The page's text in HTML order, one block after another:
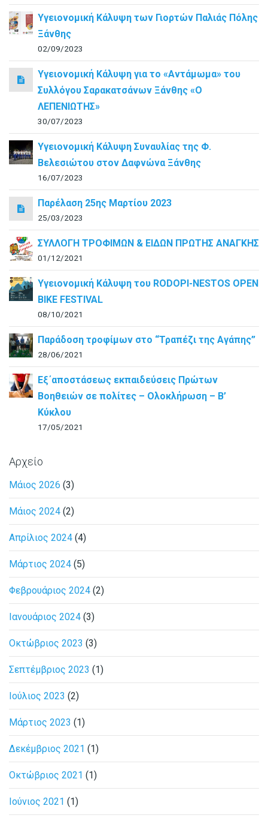
Υγειονομική Κάλυψη των Γιορτών Παλιάς Πόλης
Ξάνθης
02/09/2023
Υγειονομική Κάλυψη για το «Αντάμωμα» του
Συλλόγου Σαρακατσάνων Ξάνθης «Ο
ΛΕΠΕΝΙΩΤΗΣ»
30/07/2023
Υγειονομική Κάλυψη Συναυλίας της Φ.
Βελεσιώτου στον Δαφνώνα Ξάνθης
16/07/2023
Παρέλαση 25ης Μαρτίου 2023
25/03/2023
ΣΥΛΛΟΓΗ ΤΡΟΦΙΜΩΝ & ΕΙΔΩΝ ΠΡΩΤΗΣ ΑΝΑΓΚΗΣ
01/12/2021
Υγειονομική Κάλυψη του RODOPI-NESTOS OPEN
BIKE FESTIVAL
08/10/2021
Παράδοση τροφίμων στο “Τραπέζι της Αγάπης”
28/06/2021
Εξ΄αποστάσεως εκπαιδεύσεις Πρώτων
Βοηθειών σε πολίτες – Ολοκλήρωση – B’
Κύκλου
17/05/2021
Αρχείο
Μάιος 2026 (3)
Μάιος 2024 (2)
Απρίλιος 2024 (4)
Μάρτιος 2024 (5)
Φεβρουάριος 2024 (2)
Ιανουάριος 2024 (3)
Οκτώβριος 2023 (3)
Σεπτέμβριος 2023 (1)
Ιούλιος 2023 (2)
Μάρτιος 2023 (1)
Δεκέμβριος 2021 (1)
Οκτώβριος 2021 (1)
Ιούνιος 2021 (1)